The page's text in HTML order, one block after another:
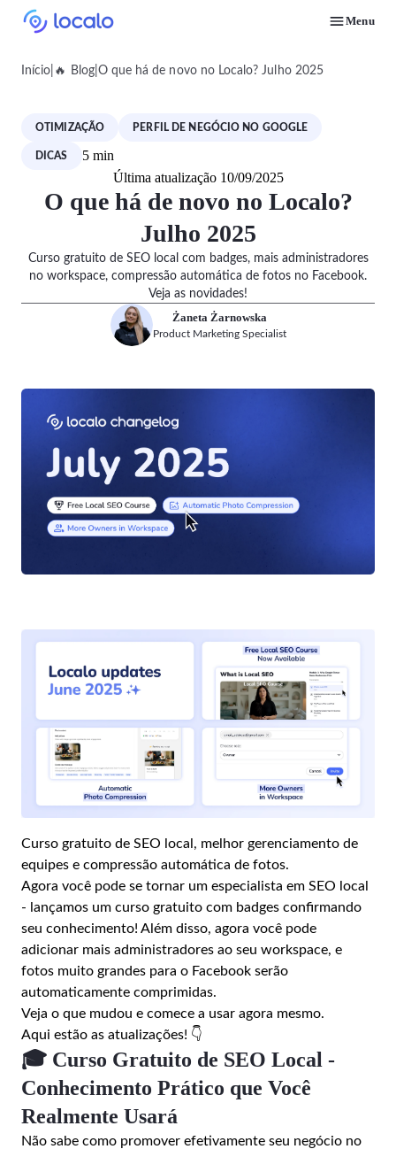
Menu
Início 🔥 Blog| O que há de novo no Localo? Julho 2025
OTIMIZAÇÃO PERFIL DE NEGÓCIO NO GOOGLE
DICAS
5 min
Última atualização 10/09/2025
O que há de novo no Localo?
Julho 2025
Curso gratuito de SEO local com badges, mais administradores
no workspace, compressão automática de fotos no Facebook.
Veja as novidades!
Żaneta Żarnowska
Product Marketing Specialist
Curso gratuito de SEO local, melhor gerenciamento de
equipes e compressão automática de fotos.
Agora você pode se tornar um especialista em SEO local
- lançamos um curso gratuito com badges confirmando
seu conhecimento! Além disso, agora você pode
adicionar mais administradores ao seu workspace, e
fotos muito grandes para o Facebook serão
automaticamente comprimidas.
Veja o que mudou e comece a usar agora mesmo.
Aqui estão as atualizações! 👇
🎓 Curso Gratuito de SEO Local -
Conhecimento Prático que Você
Realmente Usará
Não sabe como promover efetivamente seu negócio no